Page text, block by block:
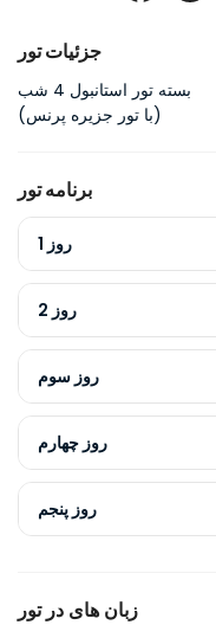
جزئیات تور
بسته تور استانبول 4 شب
(با تور جزیره پرنس)
برنامه تور
روز 1
روز 2
روز سوم
روز چهارم
روز پنجم
زبان های در تور